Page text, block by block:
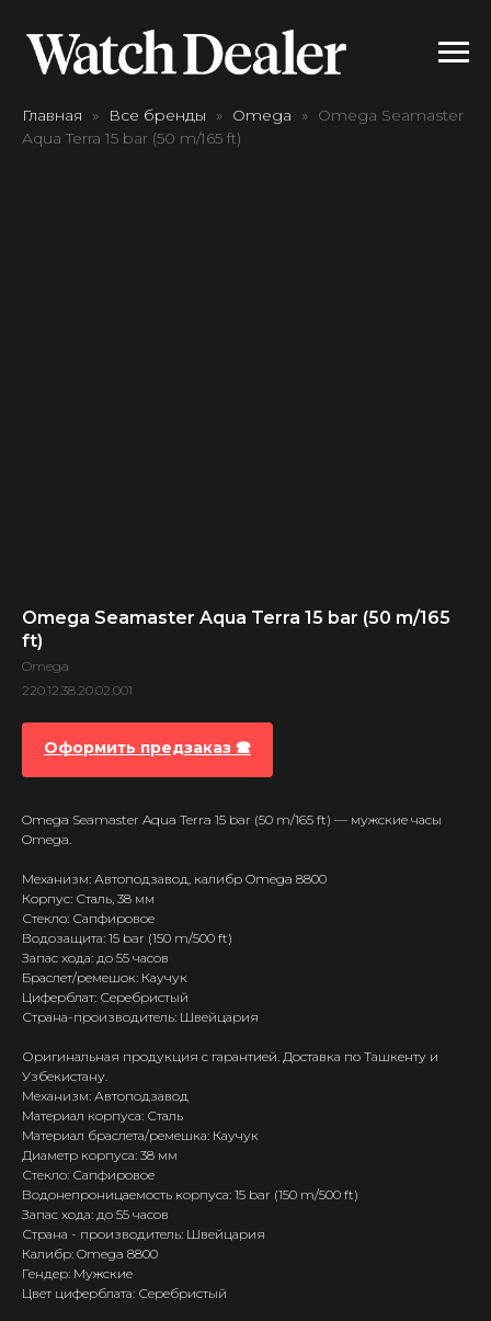
Главная Все бренды Omega
Omega Seamaster
Aqua Terra 15 bar (50 m/165 ft)
Omega Seamaster Aqua Terra 15 bar (50 m/165
ft)
Omega
220.12.38.20.02.001
Оформить предзаказ 🕿
Omega Seamaster Aqua Terra 15 bar (50 m/165 ft) — мужские часы
Omega.
Механизм: Автоподзавод, калибр Omega 8800
Корпус: Сталь, 38 мм
Стекло: Сапфировое
Водозащита: 15 bar (150 m/500 ft)
Запас хода: до 55 часов
Браслет/ремешок: Каучук
Циферблат: Серебристый
Страна-производитель: Швейцария
Оригинальная продукция с гарантией. Доставка по Ташкенту и
Узбекистану.
Механизм: Автоподзавод
Материал корпуса: Сталь
Материал браслета/ремешка: Каучук
Диаметр корпуса: 38 мм
Стекло: Сапфировое
Водонепроницаемость корпуса: 15 bar (150 m/500 ft)
Запас хода: до 55 часов
Страна - производитель: Швейцария
Калибр: Omega 8800
Гендер: Мужские
Цвет циферблата: Серебристый